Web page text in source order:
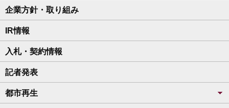
企業方針・取り組み
IR情報
入札・契約情報
記者発表
都市再生